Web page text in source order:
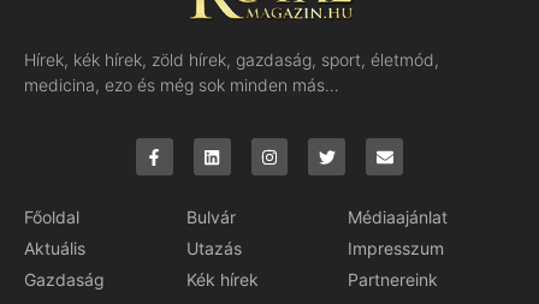
Hírek, kék hírek, zöld hírek, gazdaság, sport, életmód,
medicina, ezo és még sok minden más…
Főoldal
Aktuális
Gazdaság
Bulvár
Utazás
Kék hírek
Médiaajánlat
Impresszum
Partnereink